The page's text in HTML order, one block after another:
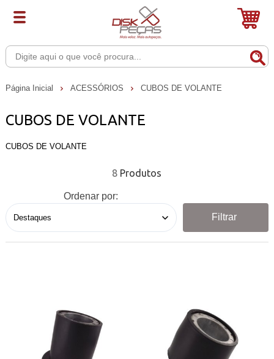
Página Inicial ACESSÓRIOS CUBOS DE VOLANTE
CUBOS DE VOLANTE
CUBOS DE VOLANTE
8
Ordenar por:
Filtrar